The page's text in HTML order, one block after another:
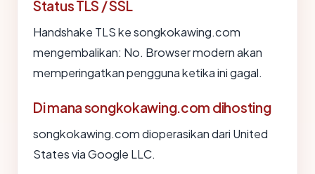
Status TLS / SSL
Handshake TLS ke songkokawing.com
mengembalikan: No. Browser modern akan
memperingatkan pengguna ketika ini gagal.
Di mana songkokawing.com dihosting
songkokawing.com dioperasikan dari United
States via Google LLC.